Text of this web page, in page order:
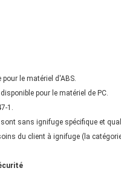
pour le matériel d'ABS.
pour le matériel de PC.
1.
sans ignifuge spécifique et
du client à ignifuge (la